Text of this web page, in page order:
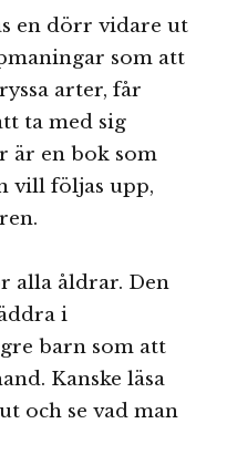
en dörr vidare ut
som att
arter, får
ta med sig
är en bok som
vill följas upp,
alla åldrar. Den
i
barn som att
Kanske läsa
och se vad man